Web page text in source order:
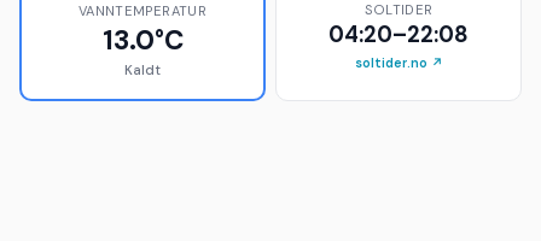
VANNTEMPERATUR
13.0°C
Kaldt
SOLTIDER
04:20–22:08
soltider.no ↗